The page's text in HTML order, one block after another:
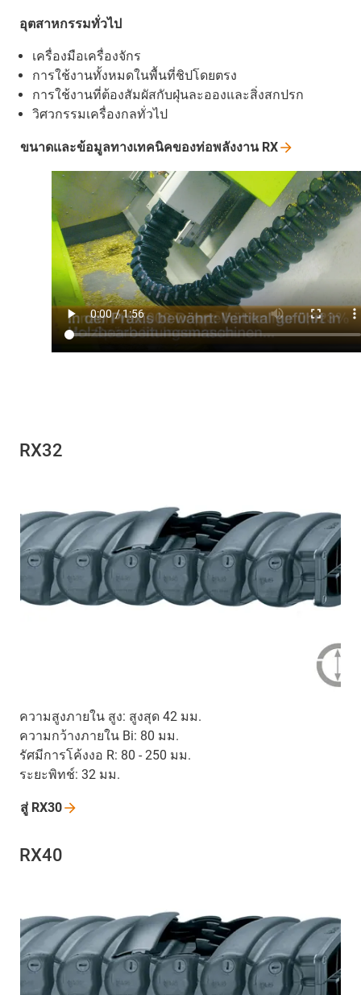
อุตสาหกรรมทั่วไป
เครื่องมือเครื่องจักร
การใช้งานทั้งหมดในพื้นที่ชิปโดยตรง
การใช้งานที่ต้องสัมผัสกับฝุ่นละอองและสิ่งสกปรก
วิศวกรรมเครื่องกลทั่วไป
ขนาดและข้อมูลทางเทคนิคของท่อพลังงาน RX
RX32
ความสูงภายใน สูง: สูงสุด 42 มม.
ความกว้างภายใน Bi: 80 มม.
รัศมีการโค้งงอ R: 80 - 250 มม.
ระยะพิทช์: 32 มม.
สู่ RX30
RX40